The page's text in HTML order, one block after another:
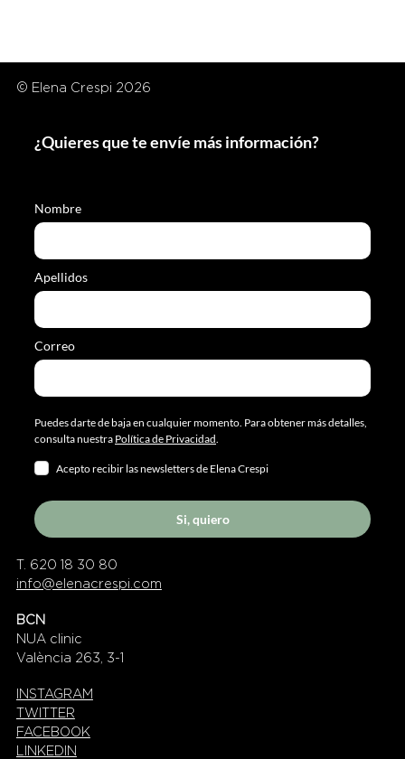
© Elena Crespi 2026
¿Quieres que te envíe más información?
Nombre
Apellidos
Correo
Puedes darte de baja en cualquier momento. Para obtener más detalles,
consulta nuestra Política de Privacidad.
Acepto recibir las newsletters de Elena Crespi
Si, quiero
T. 620 18 30 80
info@elenacrespi.com
BCN
NUA clinic
València 263, 3-1
INSTAGRAM
TWITTER
FACEBOOK
LINKEDIN